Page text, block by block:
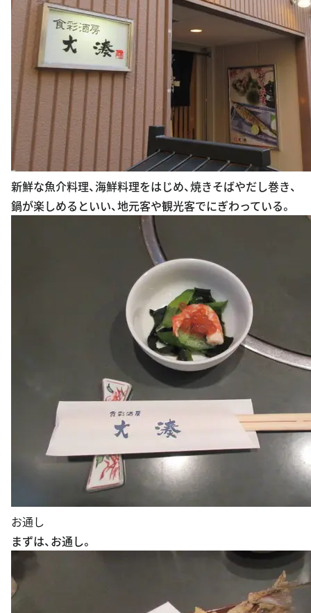
新鮮な魚介料理、海鮮料理をはじめ、焼きそばやだし巻き、
鍋が楽しめるといい、地元客や観光客でにぎわっている。
お通し
まずは、お通し。